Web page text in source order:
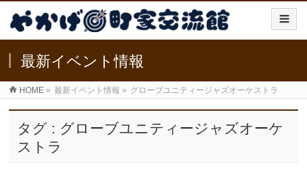
最新イベント情報
HOME » 最新イベント情報 » グローブユニティージャズオーケストラ
タグ : グローブユニティージャズオーケ
ストラ